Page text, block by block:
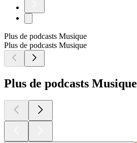
Plus de podcasts Musique
Plus de podcasts Musique
Plus de podcasts Musique